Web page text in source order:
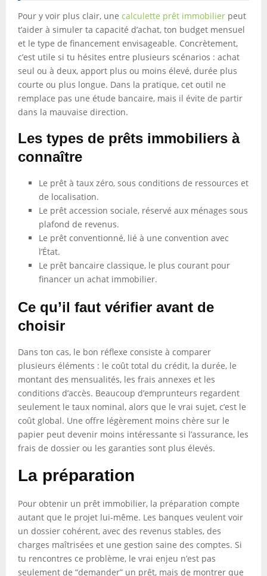
Pour y voir plus clair, une calculette prêt immobilier peut
t’aider à simuler ta capacité d’achat, ton budget mensuel
et le type de financement envisageable. Concrètement,
c’est utile si tu hésites entre plusieurs scénarios : achat
seul ou à deux, apport plus ou moins élevé, durée plus
courte ou plus longue. Dans la pratique, cet outil ne
remplace pas une étude bancaire, mais il évite de partir
dans la mauvaise direction.
Les types de prêts immobiliers à
connaître
Le prêt à taux zéro, sous conditions de ressources et
de localisation.
Le prêt accession sociale, réservé aux ménages sous
plafond de revenus.
Le prêt conventionné, lié à une convention avec
l’État.
Le prêt bancaire classique, le plus courant pour
financer un achat immobilier.
Ce qu’il faut vérifier avant de
choisir
Dans ton cas, le bon réflexe consiste à comparer
plusieurs éléments : le coût total du crédit, la durée, le
montant des mensualités, les frais annexes et les
conditions d’accès. Beaucoup d’emprunteurs regardent
seulement le taux nominal, alors que le vrai sujet, c’est le
coût global. Une offre légèrement moins chère sur le
papier peut devenir moins intéressante si l’assurance, les
frais de dossier ou les garanties sont plus élevés.
La préparation
Pour obtenir un prêt immobilier, la préparation compte
autant que le projet lui-même. Les banques veulent voir
un dossier cohérent, avec des revenus stables, des
charges maîtrisées et une gestion saine des comptes. Si
tu rencontres ce problème, le vrai enjeu n’est pas
seulement de “demander” un prêt, mais de montrer que